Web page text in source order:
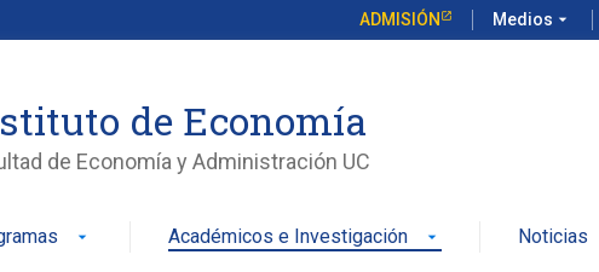
ADMISIÓN Medios arrow_drop_down
de Economía
de Economía y Administración UC
arrow_drop_down Académicos e Investigación arrow_drop_down Noticias